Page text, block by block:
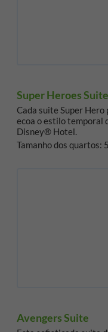
Super Heroes Suite
Cada suite Super
ecoa o estilo temporal
Disney® Hotel.
Tamanho dos quartos:
Avengers Suite